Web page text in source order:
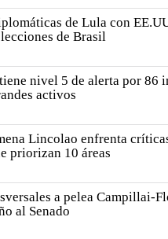
de Lula con
de Brasil
nivel 5 de alerta por 86
activos
Lincolao enfrenta
priorizan 10 áreas
a pelea Campillai-
al Senado